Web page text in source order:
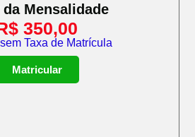
da Mensalidade
350,00
Taxa de Matrícula
Matricular